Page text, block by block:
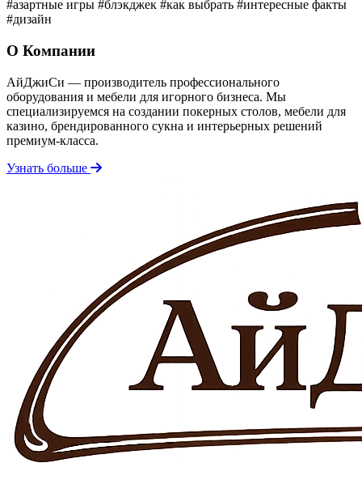
#азартные игры #блэкджек #как выбрать #интересные факты
#дизайн
О Компании
АйДжиСи — производитель профессионального
оборудования и мебели для игорного бизнеса. Мы
специализируемся на создании покерных столов, мебели для
казино, брендированного сукна и интерьерных решений
премиум-класса.
Узнать больше